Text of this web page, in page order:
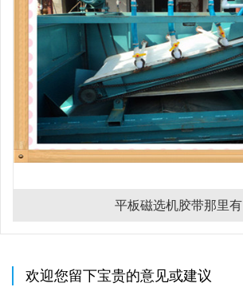
平板磁选机胶带那里有
欢迎您留下宝贵的意见或建议